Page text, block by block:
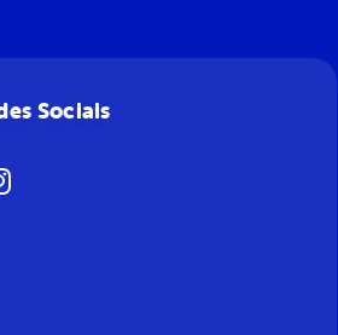
Sociais